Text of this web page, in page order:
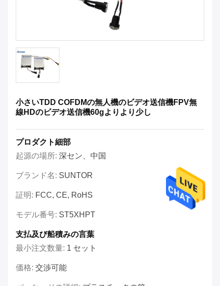
小さいTDD COFDMの無人機のビデオ送信機FPV無
線HDのビデオ送信機60gよりより少し
プロダクト細部
起源の場所: 深セン、中国
ブランド名: SUNTOR
証明: FCC, CE, RoHS
モデル番号: ST5XHPT
支払及び船積みの言葉
最小注文数量: 1 セット
価格: 交渉可能